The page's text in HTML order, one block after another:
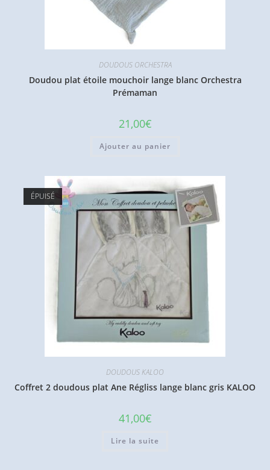
DOUDOUS ORCHESTRA
Doudou plat étoile mouchoir lange blanc Orchestra
Prémaman
21,00€
Ajouter au panier
ÉPUISÉ
DOUDOUS KALOO
Coffret 2 doudous plat Ane Régliss lange blanc gris KALOO
41,00€
Lire la suite